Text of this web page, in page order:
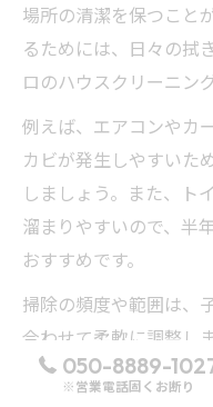
場所の清潔を保つこと
るためには、日々の拭
ロのハウスクリーニン
例えば、エアコンやカ
カビが発生しやすいた
しましょう。また、ト
溜まりやすいので、半
おすすめです。
掃除の頻度や範囲は、
合わせて柔軟に調整し
から、子供のアレル
050-8889-
※営業電話固くお断り